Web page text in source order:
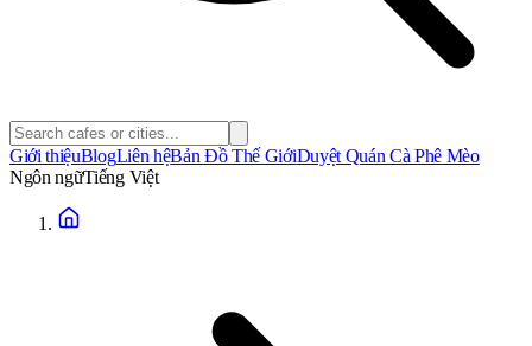
Giới thiệuBlogLiên hệBản Đồ Thế GiớiDuyệt Quán Cà Phê Mèo
Ngôn ngữTiếng Việt